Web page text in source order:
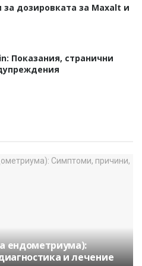
за дозировката за Maxalt и
Показания, странични
ендометриума):
и лечение